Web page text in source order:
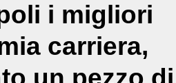
i migliori
carriera,